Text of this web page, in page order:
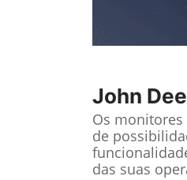
John
Os monitores
de
das suas